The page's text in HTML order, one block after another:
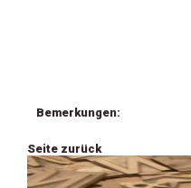
Bemerkungen:
Seite zurück